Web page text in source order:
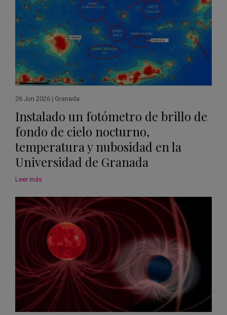
26 Jun 2026 | Granada
Instalado un fotómetro de brillo de
fondo de cielo nocturno,
temperatura y nubosidad en la
Universidad de Granada
Leer más